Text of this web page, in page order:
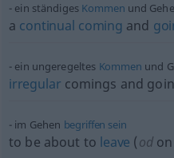
ein ständiges Kommen und
a continual coming and
ein ungeregeltes Kommen und
irregular comings and
im Gehen begriffen sein
to be about to leave (odon